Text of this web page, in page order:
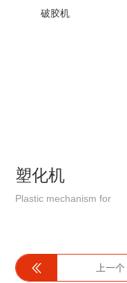
破胶机
塑化机
Plastic mechanism for
上一个